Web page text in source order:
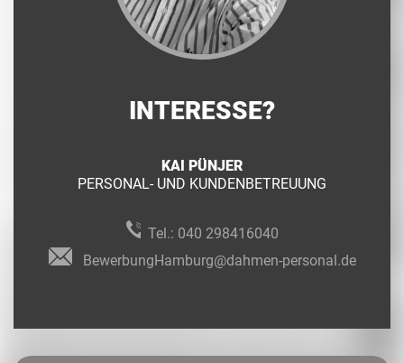
INTERESSE?
KAI PÜNJER
PERSONAL- UND KUNDENBETREUUNG
Tel.: 040 298416040
BewerbungHamburg@dahmen-personal.de